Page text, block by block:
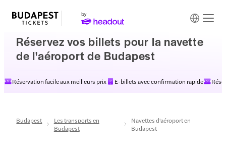
Réservez vos billets pour la navette
de l'aéroport de Budapest
Réservation facile aux meilleurs prix E-billets avec confirmation rapide
Budapest
Les transports en
Budapest
Navettes d'aéroport en
Budapest